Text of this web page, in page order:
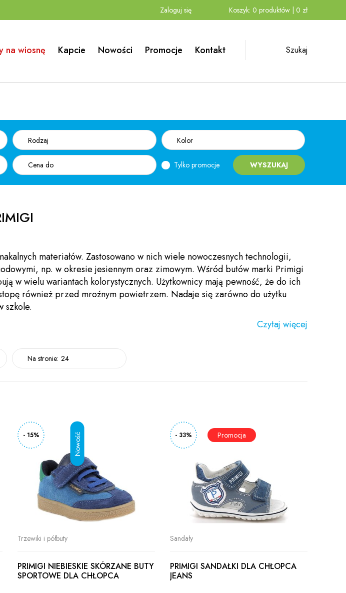
Zaloguj się Koszyk: 0 produktów 0 zł
na wiosnę Kapcie Nowości Promocje Kontakt Szukaj
Rodzaj Kolor
Tylko promocje WYSZUKAJ
materiałów. Zastosowano w nich wiele nowoczesnych technologii,
np. w okresie jesiennym oraz zimowym. Wśród butów marki Primigi
w wielu wariantach kolorystycznych. Użytkownicy mają pewność, że do ich
również przed mroźnym powietrzem. Nadaje się zarówno do użytku
szkole.
Czytaj więcej
Na stronie: 24
- 15%
Trzewiki i półbuty
PRIMIGI NIEBIESKIE SKÓRZANE BUTY
SPORTOWE DLA CHŁOPCA
- 33%
Sandały
PRIMIGI SANDAŁKI DLA CHŁOPCA
JEANS